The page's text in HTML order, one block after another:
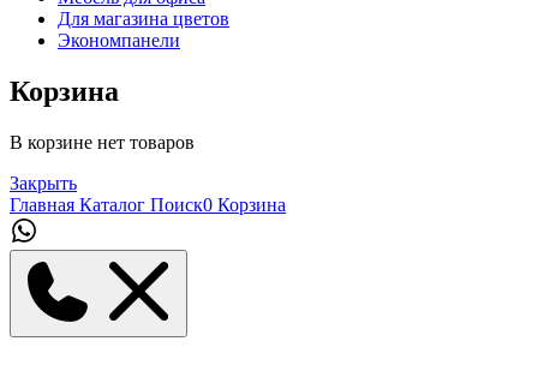
Для магазина цветов
Экономпанели
Корзина
В корзине нет товаров
Закрыть
Главная Каталог Поиск0 Корзина